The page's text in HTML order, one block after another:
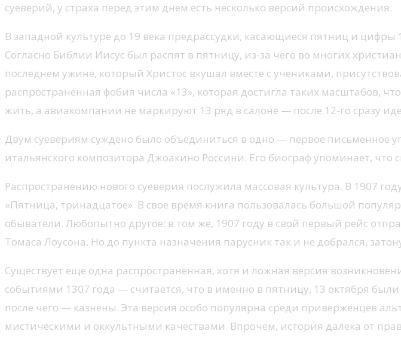
суеверий, у страха перед этим днем есть несколько версий происхождения.
В западной культуре до 19 века предрассудки, касающиеся пятниц и
Согласно Библии Иисус был распят в пятницу, из-за чего во многих
последнем ужине, который Христос вкушал вместе с учениками,
распространенная фобия числа «13», которая достигла таких масштабов,
жить, а авиакомпании не маркируют 13 ряд в салоне — после 12-го сразу
Двум суевериям суждено было объединиться в одно — первое письменное
итальянского композитора Джоакино Россини. Его биограф упоминает,
Распространению нового суеверия послужила массовая культура. В 1907
«Пятница, тринадцатое». В свое время книга пользовалась большой
обыватели. Любопытно другое: в том же, 1907 году в свой первый рейс
Томаса Лоусона. Но до пункта назначения парусник так и не добрался,
Существует еще одна распространенная, хотя и ложная версия
событиями 1307 года — считается, что в именно в пятницу, 13 октября
после чего — казнены. Эта версия особо популярна среди приверженцев
мистическими и оккультными качествами. Впрочем, история далека от